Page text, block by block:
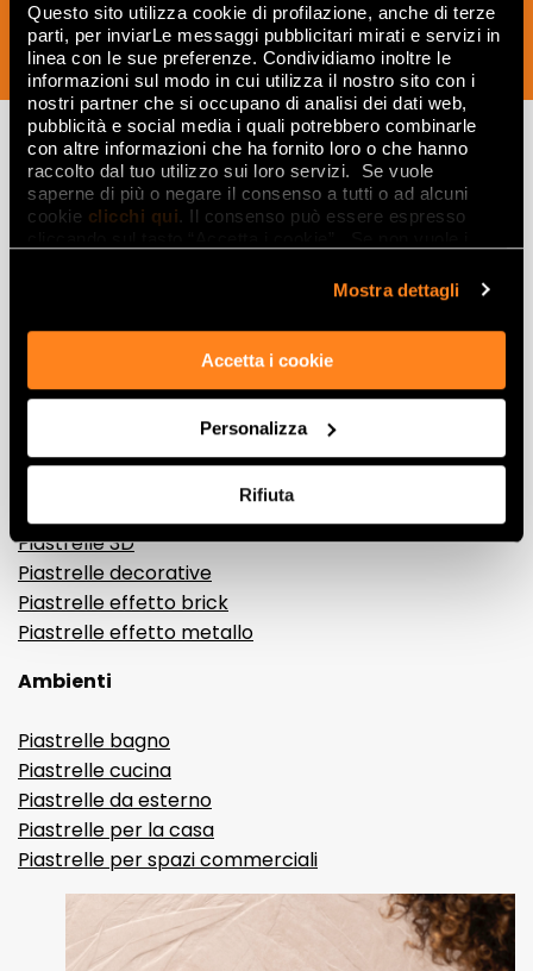
Questo sito utilizza cookie di profilazione, anche di terze
parti, per inviarLe messaggi pubblicitari mirati e servizi in
linea con le sue preferenze. Condividiamo inoltre le
informazioni sul modo in cui utilizza il nostro sito con i
nostri partner che si occupano di analisi dei dati web,
pubblicità e social media i quali potrebbero combinarle
con altre informazioni che ha fornito loro o che hanno
raccolto dal tuo utilizzo sui loro servizi. Se vuole
saperne di più o negare il consenso a tutti o ad alcuni
cookie clicchi qui. Il consenso può essere espresso
Mostra dettagli
Accetta i cookie
Personalizza
Rifiuta
SOUSCRIVEZ MAINTENANT
Lasciati
ispirare
ed effetti
Gres porcellanato effetto marmo
Gres porcellanato effetto legno
Gres porcellanato effetto pietra
Piastrelle 3D
Piastrelle decorative
Piastrelle effetto brick
Piastrelle effetto metallo
Ambienti
Piastrelle bagno
Piastrelle cucina
Piastrelle da esterno
Piastrelle per la casa
Piastrelle per spazi commerciali